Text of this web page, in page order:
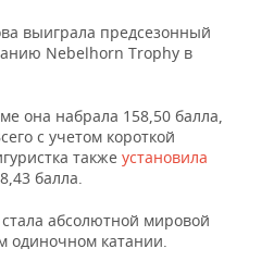
выиграла предсезонный
Nebelhorn Trophy в
она набрала 158,50 балла,
с учетом короткой
также установила
балла.
абсолютной мировой
одиночном катании.